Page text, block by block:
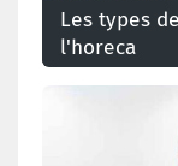
Les types
l'horeca